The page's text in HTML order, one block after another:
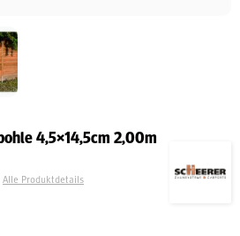
4,5×14,5cm 2,00m
Alle Produktdetails